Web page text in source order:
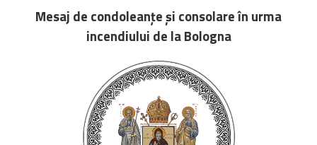
Cimiteri
Parrocchie
RISORSE
Apostolia Italia
Comunicati stampa
Gli Statuti e le leggi
Mesaj de condoleanțe și consolare în urma
incendiului de la Bologna